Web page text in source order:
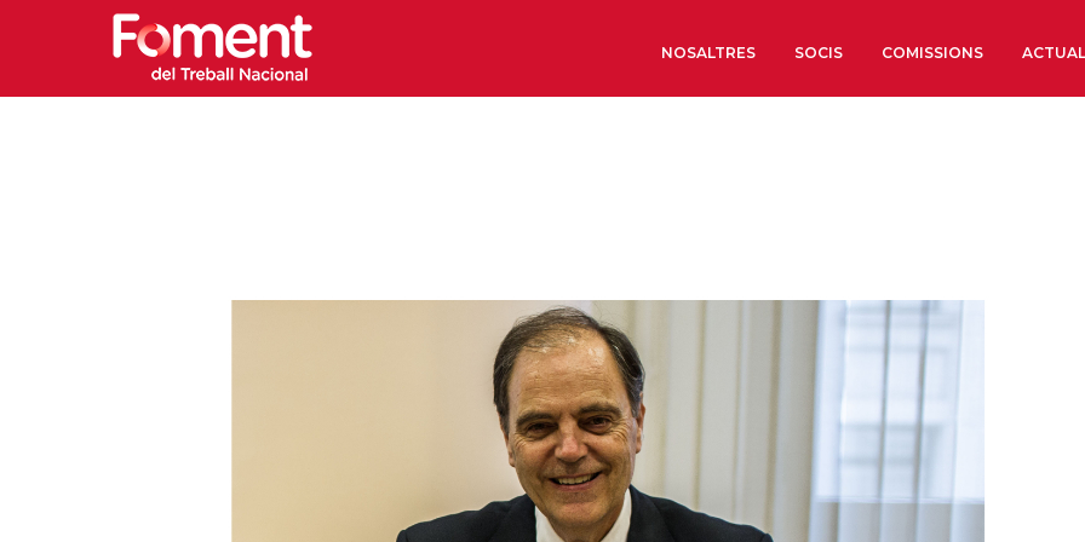
NOSALTRES
Institut d’Estudis
Societat Barcelonesa
SOCIS COMISSIONS